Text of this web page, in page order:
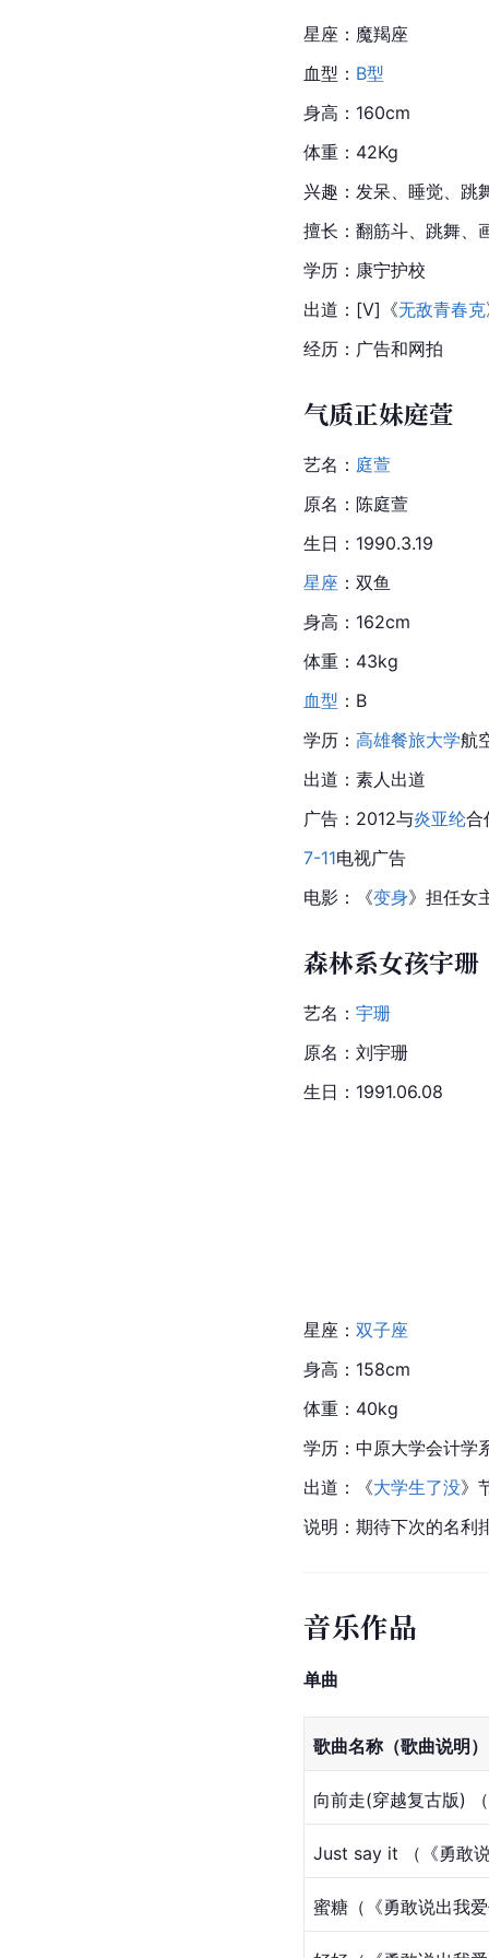
星座 ： 魔羯座
血型： B型
身高：160cm
体重：42Kg
兴趣：发呆、睡觉、跳
擅长：翻筋斗、跳舞、
学历： 康宁护校
出道：[V]《无敌青春克
经历：广告和网拍
气质正妹庭萱
艺名： 庭萱
原名： 陈庭萱
生日：1990.3.19
星座 ：双鱼
身高：162cm
体重：43kg
血型 ：B
学历： 高雄餐旅大学航
出道：素人出道
广告：2012与炎亚纶合
7-11电视广告
电影：《变身》担任女
森林系女孩宇珊
艺名： 宇珊
原名： 刘宇珊
生日：1991.06.08
星座 ： 双子座
身高：158cm
体重：40kg
学历： 中原大学会计学
出道：《大学生了没》
说明：期待下次的名利
音乐作品
单曲
歌曲名称（歌曲说明）
向前走(穿越复古版)
Just say it （《勇敢
蜜糖（《勇敢说出我